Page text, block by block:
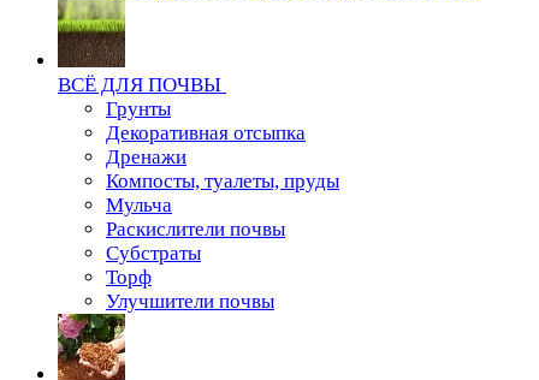
ВСЁ ДЛЯ ПОЧВЫ
Грунты
Декоративная отсыпка
Дренажи
Компосты, туалеты, пруды
Мульча
Раскислители почвы
Субстраты
Торф
Улучшители почвы